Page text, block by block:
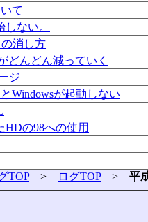
て
ない。
消し方
どんどん減っていく
ジ
Windowsが起動しない
HDの98への使用
TOP> ログTOP> 平